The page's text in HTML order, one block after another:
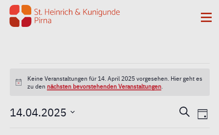
Zum Inhalt springen
Veranstaltungen
für
Hinweis
Keine Veranstaltungen für 14. April 2025 vorgesehen. Hier geht es
zu den nächsten bevorstehenden Veranstaltungen.
SucheTag
14.04.2025